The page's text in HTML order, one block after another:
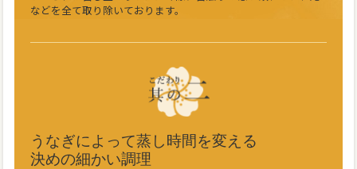
などを全て取り除いております。
うなぎによって蒸し時間を変える
決めの細かい調理